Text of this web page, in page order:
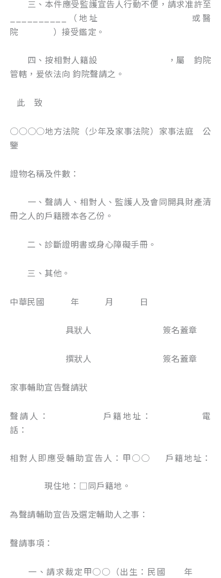
三、本件應受監護宣告人行動不便，請求准許至
__________（地址 或醫
院 ）接受鑑定。
四、按相對人籍設 ，屬 鈞院
管轄，爰依法向 鈞院聲請之。
此 致
○○○○地方法院（少年及家事法院）家事法庭 公
鑒
證物名稱及件數：
一、聲請人、相對人、監護人及會同開具財產清
冊之人的戶籍謄本各乙份。
二、診斷證明書或身心障礙手冊。
三、其他。
中華民國 年 月 日
具狀人 簽名蓋章
撰狀人 簽名蓋章
家事輔助宣告聲請狀
聲請人： 戶籍地址： 電
話：
相對人即應受輔助宣告人：甲○○ 戶籍地址：
現住地：□同戶籍地。
為聲請輔助宣告及選定輔助人之事：
聲請事項：
一、請求裁定甲○○（出生：民國 年